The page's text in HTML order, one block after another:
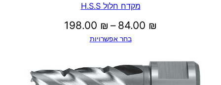
מקדח חלול H.S.S
84.00 ₪
–
198.00 ₪
עד
בחר אפשרויות